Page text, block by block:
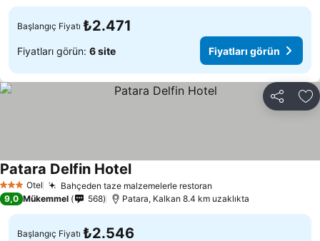
Başlangıç Fiyatı ₺2.471
Fiyatları görün: 6 site Fiyatları görün
Paylaş
3 YıldızOtel Bahçeden taze malzemelerle restoran
Patara Delfin HotelFiyatları görün
9,0 Mükemmel 568 Patara, Kalkan 8.4 km uzaklıkta
Başlangıç Fiyatı ₺2.546